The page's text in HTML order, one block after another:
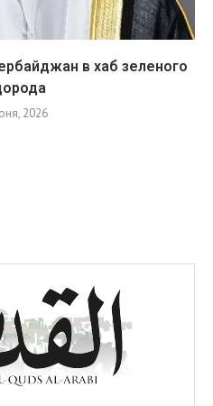
в хаб зеленого
2026